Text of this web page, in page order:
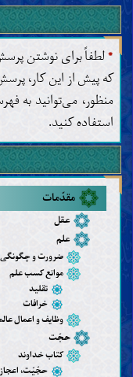
*لطفاً برای نوشتن
که پیش از این کار،
منظور، می‌توانید به
استفاده کنید.
مقدّمات
عقل
علم
ضرورت و
موانع کسب علم
تقلید
خرافات
وظایف و اعمال
حجّت
کتاب خداوند
حجّیّت، اعجاز